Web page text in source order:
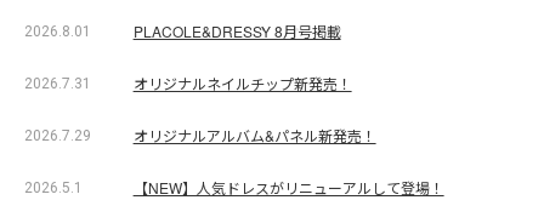
2026.8.01 PLACOLE&DRESSY 8月号掲載
2026.7.31 オリジナルネイルチップ新発売！
2026.7.29 オリジナルアルバム&パネル新発売！
2026.5.1 【NEW】人気ドレスがリニューアルして登場！